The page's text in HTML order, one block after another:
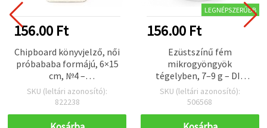
156.00 Ft
Chipboard könyvjelző, női
próbababa formájú, 6×15
cm, №4 –
scrapbookinghoz
SKU (leltári azonosító):
822238
LEGNÉPSZERŰBB
156.00 Ft
Ezüstszínű fém
mikrogyöngyök
tégelyben, 7–9 g – DIY
kézműves és dekorációs
projektekhez
SKU (leltári azonosító):
506568